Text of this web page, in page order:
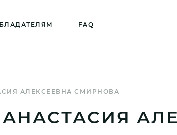
FAQ
АЛЕКСЕЕВНА СМИРНОВА
АНАСТАСИЯ